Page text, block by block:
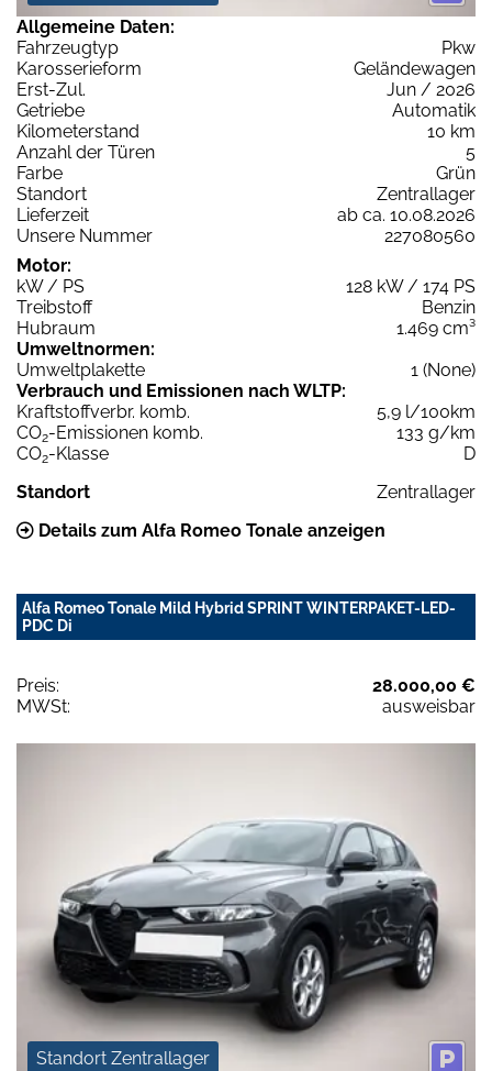
Allgemeine Daten:
Fahrzeugtyp
Pkw
Karosserieform
Geländewagen
Erst-Zul.
Jun / 2026
Getriebe
Automatik
Kilometerstand
10 km
Anzahl der Türen
5
Farbe
Grün
Standort
Zentrallager
Lieferzeit
ab ca. 10.08.2026
Unsere Nummer
227080560
Motor:
kW / PS
128 kW / 174 PS
Treibstoff
Benzin
Hubraum
1.469 cm³
Umweltnormen:
Umweltplakette
1 (None)
Verbrauch und Emissionen nach WLTP:
Kraftstoffverbr. komb.
5,9 l/100km
CO2-Emissionen komb.
133 g/km
CO2-Klasse
D
Standort
Zentrallager
Details zum Alfa Romeo Tonale anzeigen
Alfa Romeo Tonale Mild Hybrid SPRINT WINTERPAKET-LED-
PDC Di
Preis:
28.000,00 €
MWSt:
ausweisbar
Standort Zentrallager